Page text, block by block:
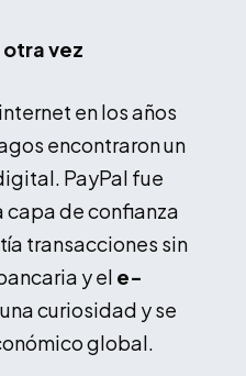
vez
en los años
encontraron un
PayPal fue
capa de confianza
transacciones sin
y el e-
curiosidad y se
global.